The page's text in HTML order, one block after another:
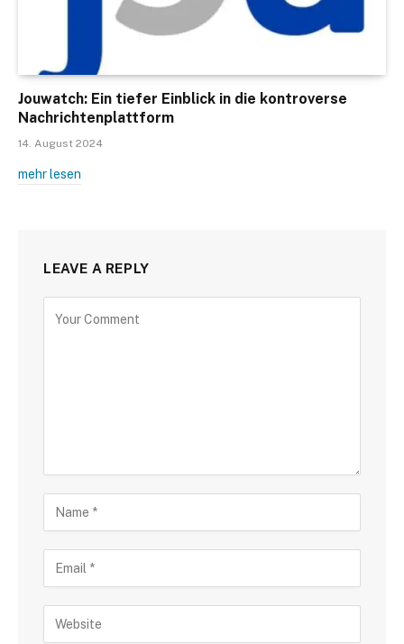
Jouwatch: Ein tiefer Einblick in die kontroverse
Nachrichtenplattform
14. August 2024
mehr lesen
LEAVE A REPLY